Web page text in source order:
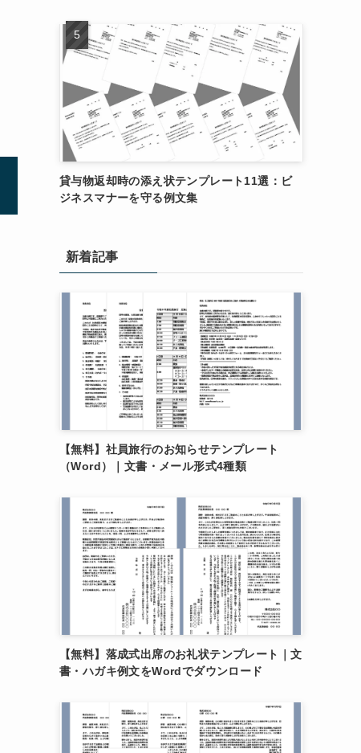
貸与物返却時の添え状テンプレート11選：ビ
ジネスマナーを守る例文集
新着記事
【無料】社員旅行のお知らせテンプレート
（Word）｜文書・メール形式4種類
【無料】落成式出席のお礼状テンプレート｜文
書・ハガキ例文をWordでダウンロード